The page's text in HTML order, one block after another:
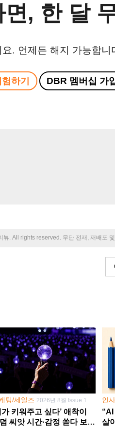
면, 한 달
요. 언제든 해지 가능합니
하기 DBR 멤버십 가
. All rights reserved. 무단 전재, 재배포 및
팅/세일즈2026년 8월 Issue 1
가 키워주고 싶다’ 애착이
씨앗 시간·감정 쏟다 보면
인
“AI
살